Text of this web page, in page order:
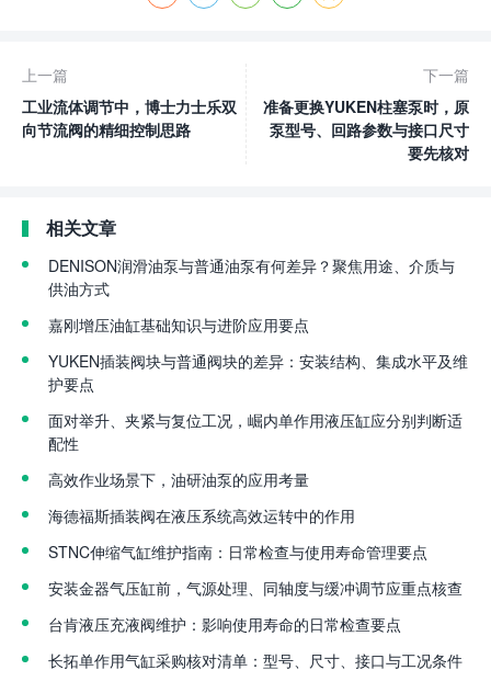
上一篇
工业流体调节中，博士力士乐双
向节流阀的精细控制思路
下一篇
准备更换YUKEN柱塞泵时，原
泵型号、回路参数与接口尺寸
要先核对
相关文章
DENISON润滑油泵与普通油泵有何差异？聚焦用途、介质与
供油方式
嘉刚增压油缸基础知识与进阶应用要点
YUKEN插装阀块与普通阀块的差异：安装结构、集成水平及维
护要点
面对举升、夹紧与复位工况，崛内单作用液压缸应分别判断适
配性
高效作业场景下，油研油泵的应用考量
海德福斯插装阀在液压系统高效运转中的作用
STNC伸缩气缸维护指南：日常检查与使用寿命管理要点
安装金器气压缸前，气源处理、同轴度与缓冲调节应重点核查
台肯液压充液阀维护：影响使用寿命的日常检查要点
长拓单作用气缸采购核对清单：型号、尺寸、接口与工况条件